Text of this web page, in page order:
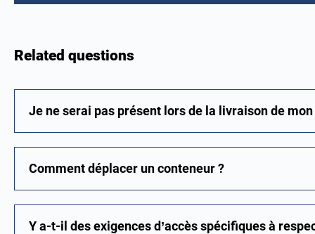
Related questions
Je ne serai pas présent lors de la livraison de
Comment déplacer un conteneur ?
Y a-t-il des exigences d’accès spécifiques à